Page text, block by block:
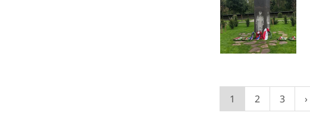
1 2 3